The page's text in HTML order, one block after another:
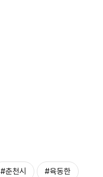
#춘천시 #육동한